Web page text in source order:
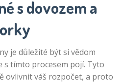
s dovozem a
je důležité být si vědom
s tímto procesem pojí. Tyto
ovlivnit váš rozpočet, a proto